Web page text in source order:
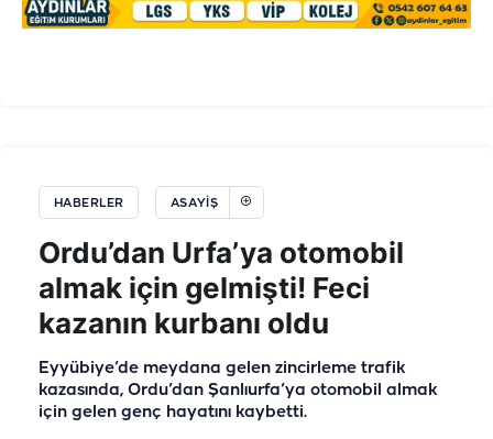
HABERLER ASAYIŞ
Ordu’dan Urfa’ya otomobil
almak için gelmişti! Feci
kazanın kurbanı oldu
Eyyübiye’de meydana gelen zincirleme trafik
kazasında, Ordu’dan Şanlıurfa’ya otomobil almak
için gelen genç hayatını kaybetti.